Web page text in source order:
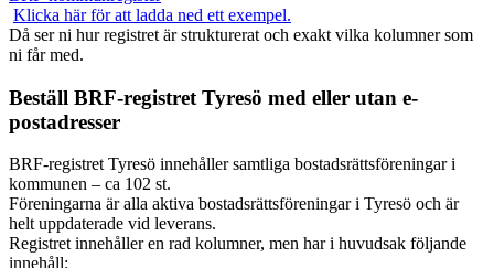
Klicka här för att ladda ned ett exempel.
Då ser ni hur registret är strukturerat och exakt vilka kolumner som
ni får med.
Beställ BRF-registret Tyresö med eller utan e-
postadresser
BRF-registret Tyresö innehåller samtliga bostadsrättsföreningar i
kommunen – ca 102 st.
Föreningarna är alla aktiva bostadsrättsföreningar i Tyresö och är
helt uppdaterade vid leverans.
Registret innehåller en rad kolumner, men har i huvudsak följande
innehåll: